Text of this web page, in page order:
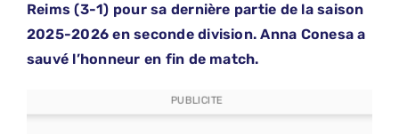
Reims (3-1) pour sa dernière partie de la saison
2025-2026 en seconde division. Anna Conesa a
sauvé l’honneur en fin de match.
PUBLICITE